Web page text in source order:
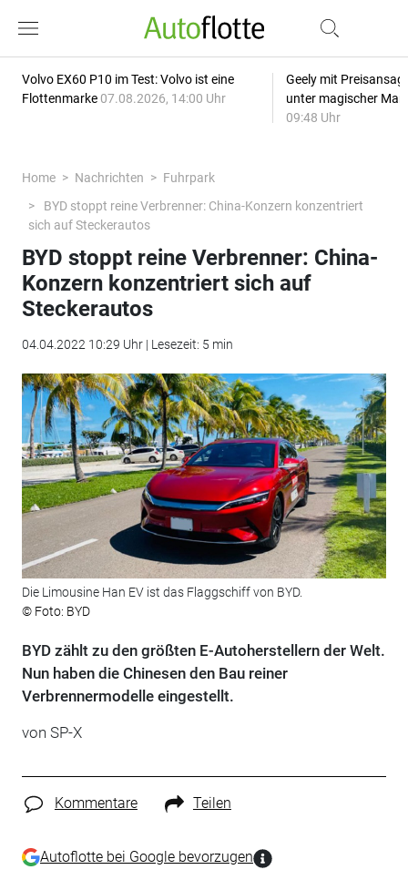
Volvo EX60 P10 im Test: Volvo ist eine
Flottenmarke 07.08.2026, 14:00 Uhr
Geely mit
unter magischer
09:48 Uhr
Home Nachrichten
Fuhrpark
BYD stoppt reine Verbrenner: China-Konzern konzentriert
sich auf Steckerautos
BYD stoppt reine Verbrenner: China-
Konzern konzentriert sich auf
Steckerautos
04.04.2022 10:29 Uhr | Lesezeit: 5 min
Die Limousine Han EV ist das Flaggschiff von BYD.
© Foto: BYD
BYD zählt zu den größten E-Autoherstellern der Welt.
Nun haben die Chinesen den Bau reiner
Verbrennermodelle eingestellt.
von SP-X
Kommentare Teilen
Autoflotte bei Google bevorzugen